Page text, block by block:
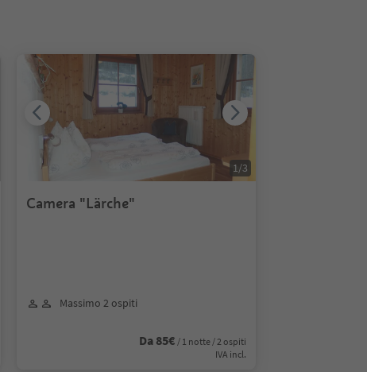
Camera "Lärche"
Massimo 2 ospiti
Da 85€ / 1 notte / 2 ospiti
IVA incl.
1/3